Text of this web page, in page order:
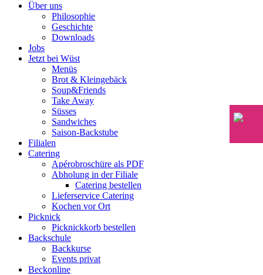
Über uns
Philosophie
Geschichte
Downloads
Jobs
Jetzt bei Wüst
Menüs
Brot & Kleingebäck
Soup&Friends
Take Away
Süsses
Sandwiches
Saison-Backstube
Filialen
Catering
Apérobroschüre als PDF
Abholung in der Filiale
Catering bestellen
Lieferservice Catering
Kochen vor Ort
Picknick
Picknickkorb bestellen
Backschule
Backkurse
Events privat
Beckonline